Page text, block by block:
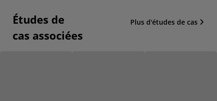
Études de
cas associées
Plus d'études de cas